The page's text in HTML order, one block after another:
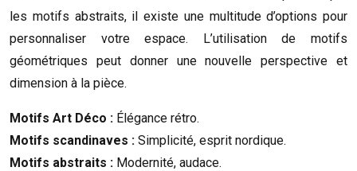
les motifs abstraits, il existe une multitude d’options pour
personnaliser votre espace. L’utilisation de motifs
géométriques peut donner une nouvelle perspective et
dimension à la pièce.
Motifs Art Déco : Élégance rétro.
Motifs scandinaves : Simplicité, esprit nordique.
Motifs abstraits : Modernité, audace.